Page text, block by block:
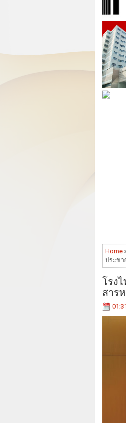
Home
ประชา
โรง
สาร